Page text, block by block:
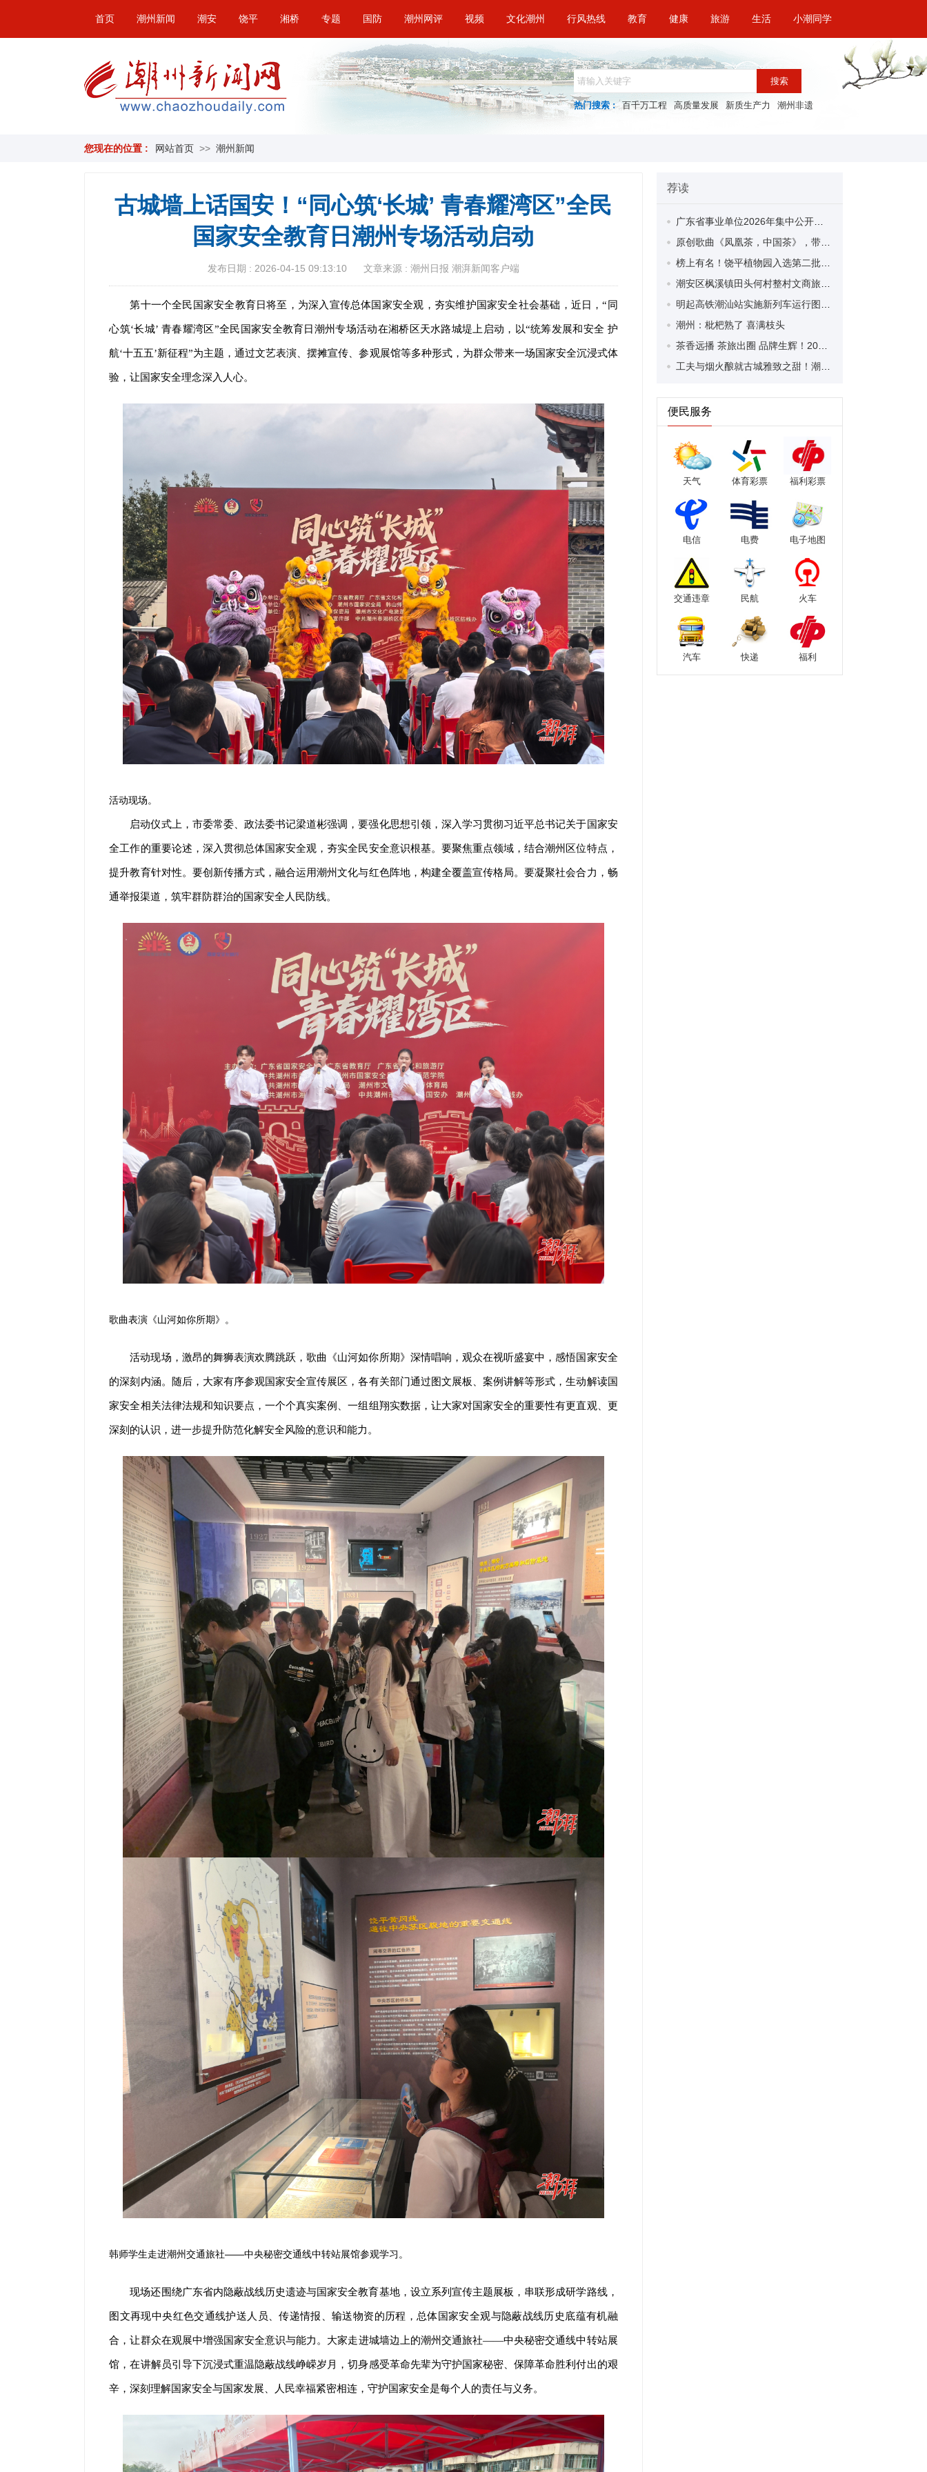
首页 潮州新闻 潮安 饶平 湘桥 专题 国防 潮州网评 视频 文化潮州 行风热线 教育 健康 旅游 生活 小潮同学
搜索
热门搜索 : 百千万工程 高质量发展 新质生产力 潮州非遗
您现在的位置 : 网站首页 >> 潮州新闻
古城墙上话国安！“同心筑‘长城’ 青春耀湾区”全民
国家安全教育日潮州专场活动启动
发布日期 : 2026-04-15 09:13:10 文章来源 : 潮州日报 潮湃新闻客户端
第十一个全民国家安全教育日将至，为深入宣传总体国家安全观，夯实维护国家安全社会基础，近日，“同
心筑‘长城’ 青春耀湾区”全民国家安全教育日潮州专场活动在湘桥区天水路城堤上启动，以“统筹发展和安全 护
航‘十五五’新征程”为主题，通过文艺表演、摆摊宣传、参观展馆等多种形式，为群众带来一场国家安全沉浸式体
验，让国家安全理念深入人心。
活动现场。
启动仪式上，市委常委、政法委书记梁道彬强调，要强化思想引领，深入学习贯彻习近平总书记关于国家安
全工作的重要论述，深入贯彻总体国家安全观，夯实全民安全意识根基。要聚焦重点领域，结合潮州区位特点，
提升教育针对性。要创新传播方式，融合运用潮州文化与红色阵地，构建全覆盖宣传格局。要凝聚社会合力，畅
通举报渠道，筑牢群防群治的国家安全人民防线。
歌曲表演《山河如你所期》。
活动现场，激昂的舞狮表演欢腾跳跃，歌曲《山河如你所期》深情唱响，观众在视听盛宴中，感悟国家安全
的深刻内涵。随后，大家有序参观国家安全宣传展区，各有关部门通过图文展板、案例讲解等形式，生动解读国
家安全相关法律法规和知识要点，一个个真实案例、一组组翔实数据，让大家对国家安全的重要性有更直观、更
深刻的认识，进一步提升防范化解安全风险的意识和能力。
韩师学生走进潮州交通旅社——中央秘密交通线中转站展馆参观学习。
现场还围绕广东省内隐蔽战线历史遗迹与国家安全教育基地，设立系列宣传主题展板，串联形成研学路线，
图文再现中央红色交通线护送人员、传递情报、输送物资的历程，总体国家安全观与隐蔽战线历史底蕴有机融
合，让群众在观展中增强国家安全意识与能力。大家走进城墙边上的潮州交通旅社——中央秘密交通线中转站展
馆，在讲解员引导下沉浸式重温隐蔽战线峥嵘岁月，切身感受革命先辈为守护国家秘密、保障革命胜利付出的艰
辛，深刻理解国家安全与国家发展、人民幸福紧密相连，守护国家安全是每个人的责任与义务。
荐读
潮州：枇杷熟了 喜满枝头
便民服务
天气 体育彩票 福利彩票
电信 电费 电子地图
交通违章 民航 火车
汽车 快递 福利